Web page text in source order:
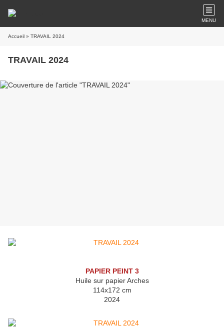
MENU
Accueil » TRAVAIL 2024
TRAVAIL 2024
PAPIER PEINT 3
Huile sur papier Arches
114x172 cm
2024